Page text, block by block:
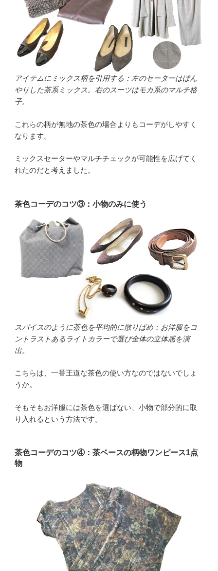
アイテムにミックス柄を引用する：左のセーターはぼん
やりした茶系ミックス。右のスーツはモカ系のマルチ格
子。
これらの柄が無地の茶色の場合よりもコーデがしやすく
なります。
ミックスセーターやマルチチェックが可能性を広げてく
れたのだと考えました。
茶色コーデのコツ③：小物のみに使う
スパイスのように茶色を平均的に散りばめ：お洋服をコ
ントラストあるライトカラーで選び全体の立体感を演
出。
こちらは、一番王道な茶色の使い方なのではないでしょ
うか。
そもそもお洋服には茶色を選ばない、小物で部分的に取
り入れるという方法です。
茶色コーデのコツ④：茶ベースの柄物ワンピース1点
物